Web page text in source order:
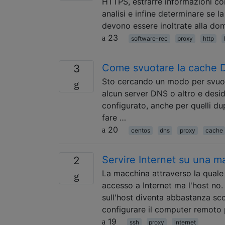
analisi e infine determinare se
devono essere inoltrate alla
23
software-rec proxy http
3 Come svuotare la cache
Sto cercando un modo per
alcun server DNS o altro e
configurato, anche per quelli
fare …
20
centos dns proxy cache
2 Servire Internet su una
La macchina attraverso la
accesso a Internet ma l'host
sull'host diventa abbastanza
configurare il computer remoto
19
ssh proxy internet